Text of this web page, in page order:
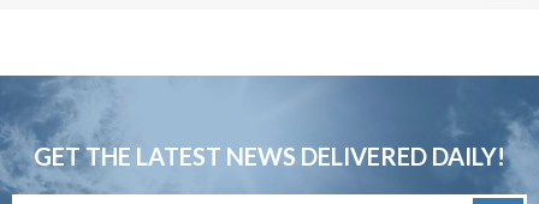
GET THE LATEST NEWS DELIVERED DAILY!